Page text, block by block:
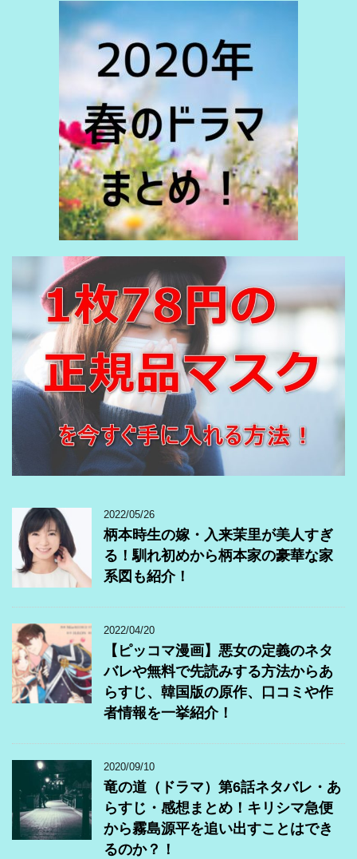
2022/05/26
柄本時生の嫁・入来茉里が美人すぎ
る！馴れ初めから柄本家の豪華な家
系図も紹介！
2022/04/20
【ピッコマ漫画】悪女の定義のネタ
バレや無料で先読みする方法からあ
らすじ、韓国版の原作、口コミや作
者情報を一挙紹介！
2020/09/10
竜の道（ドラマ）第6話ネタバレ・あ
らすじ・感想まとめ！キリシマ急便
から霧島源平を追い出すことはでき
るのか？！